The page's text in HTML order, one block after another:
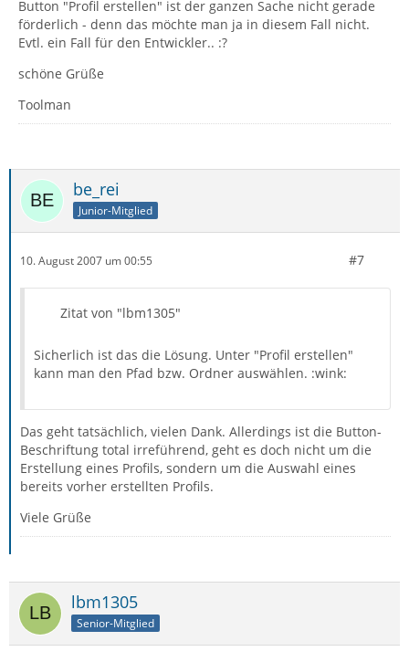
Button "Profil erstellen" ist der ganzen Sache nicht gerade
förderlich - denn das möchte man ja in diesem Fall nicht.
Evtl. ein Fall für den Entwickler.. :?
schöne Grüße
Toolman
be_rei
Junior-Mitglied
10. August 2007 um 00:55 #7
Zitat von "lbm1305"
Sicherlich ist das die Lösung. Unter "Profil erstellen"
kann man den Pfad bzw. Ordner auswählen. :wink:
Das geht tatsächlich, vielen Dank. Allerdings ist die Button-
Beschriftung total irreführend, geht es doch nicht um die
Erstellung eines Profils, sondern um die Auswahl eines
bereits vorher erstellten Profils.
Viele Grüße
lbm1305
Senior-Mitglied